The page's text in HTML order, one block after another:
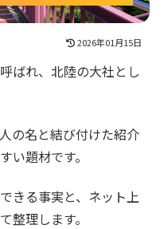
2026年01月15日
ばれ、北陸の大社とし
の名と結び付けた紹介
い題材です。
きる事実と、ネット上
整理します。